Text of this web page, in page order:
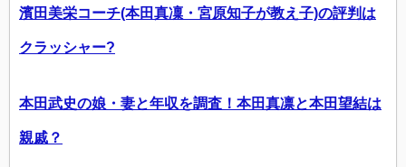
濱田美栄コーチ(本田真凜・宮原知子が教え子)の評判は
クラッシャー?
本田武史の娘・妻と年収を調査！本田真凛と本田望結は
親戚？